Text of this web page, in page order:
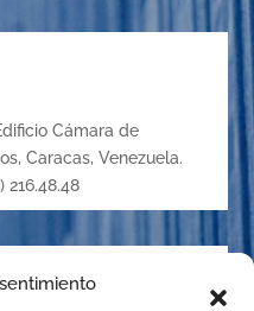
Cámara de
Caracas, Venezuela.
216.48.48